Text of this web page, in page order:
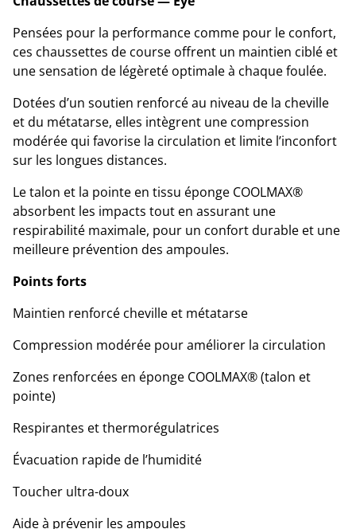
Pensées pour la performance comme pour le confort,
ces chaussettes de course offrent un maintien ciblé et
une sensation de légèreté optimale à chaque foulée.
Dotées d’un soutien renforcé au niveau de la cheville
et du métatarse, elles intègrent une compression
modérée qui favorise la circulation et limite l’inconfort
sur les longues distances.
Le talon et la pointe en tissu éponge COOLMAX®
absorbent les impacts tout en assurant une
respirabilité maximale, pour un confort durable et une
meilleure prévention des ampoules.
Points forts
Maintien renforcé cheville et métatarse
Compression modérée pour améliorer la circulation
Zones renforcées en éponge COOLMAX® (talon et
pointe)
Respirantes et thermorégulatrices
Évacuation rapide de l’humidité
Toucher ultra-doux
Aide à prévenir les ampoules